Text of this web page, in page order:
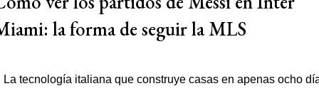
la forma de seguir la MLS